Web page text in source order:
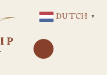
DUTCH ▼